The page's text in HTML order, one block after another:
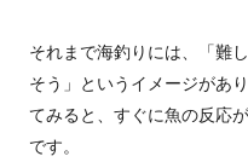
それまで海釣りには、「難
そう」というイメージがあ
てみると、すぐに魚の反応
です。